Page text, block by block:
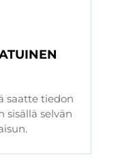
saatte tiedon
sisällä selvän